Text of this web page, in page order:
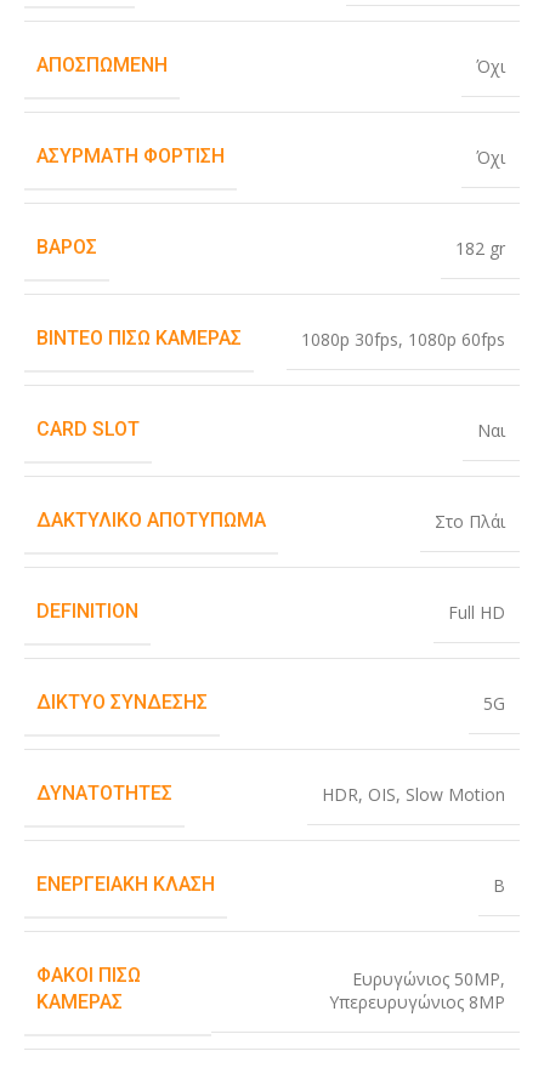
ΑΠΟΣΠΏΜΕΝΗ Όχι
ΑΣΎΡΜΑΤΗ ΦΌΡΤΙΣΗ Όχι
ΒΆΡΟΣ 182 gr
ΒΊΝΤΕΟ ΠΊΣΩ ΚΆΜΕΡΑΣ 1080p 30fps, 1080p 60fps
CARD SLOT Ναι
ΔΑΚΤΥΛΙΚΌ ΑΠΟΤΎΠΩΜΑ Στο Πλάι
DEFINITION Full HD
ΔΊΚΤΥΟ ΣΎΝΔΕΣΗΣ 5G
ΔΥΝΑΤΌΤΗΤΕΣ HDR, OIS, Slow Motion
ΕΝΕΡΓΕΙΑΚΉ ΚΛΆΣΗ B
ΦΑΚΟΊ ΠΊΣΩ
ΚΆΜΕΡΑΣ
Ευρυγώνιος 50MP,
Υπερευρυγώνιος 8MP